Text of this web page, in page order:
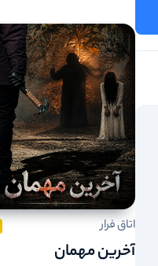
امروز 4سانس
مدت زمان سانس 80
میزان سختی 1
ظرفیت هر سانس 4
8
اتاق فرار
آخرین مهمان